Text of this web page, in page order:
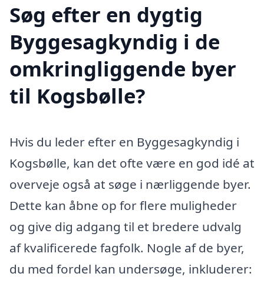
Søg efter en dygtig
Byggesagkyndig i de
omkringliggende byer
til Kogsbølle?
Hvis du leder efter en Byggesagkyndig i
Kogsbølle, kan det ofte være en god idé at
overveje også at søge i nærliggende byer.
Dette kan åbne op for flere muligheder
og give dig adgang til et bredere udvalg
af kvalificerede fagfolk. Nogle af de byer,
du med fordel kan undersøge, inkluderer: